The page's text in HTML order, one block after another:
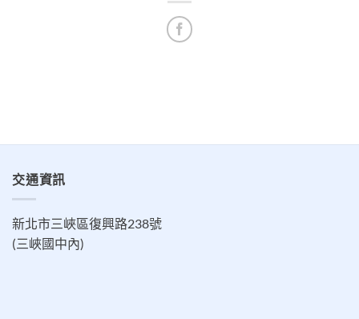
交通資訊
新北市三峽區復興路238號
(三峽國中內)